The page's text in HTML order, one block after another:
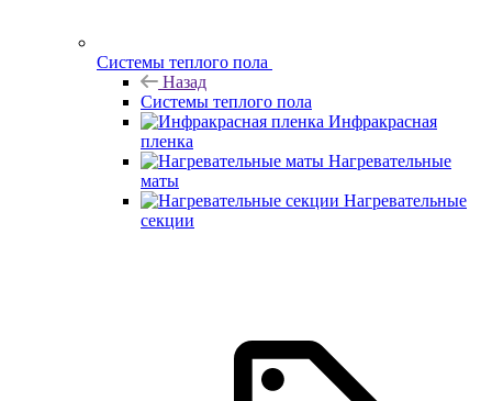
Системы теплого пола
Назад
Системы теплого пола
Инфракрасная
пленка
Нагревательные
маты
Нагревательные
секции